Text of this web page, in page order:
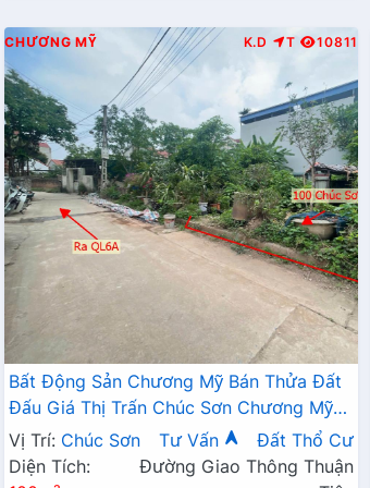
CHƯƠNG MỸ K.D T 10811
Bất Động Sản Chương Mỹ Bán Thửa Đất
Đấu Giá Thị Trấn Chúc Sơn Chương Mỹ
Gần QL6A
Vị Trí: Chúc Sơn Tư Vấn
Đất Thổ Cư
Diện Tích:
Đường Giao Thông Thuận